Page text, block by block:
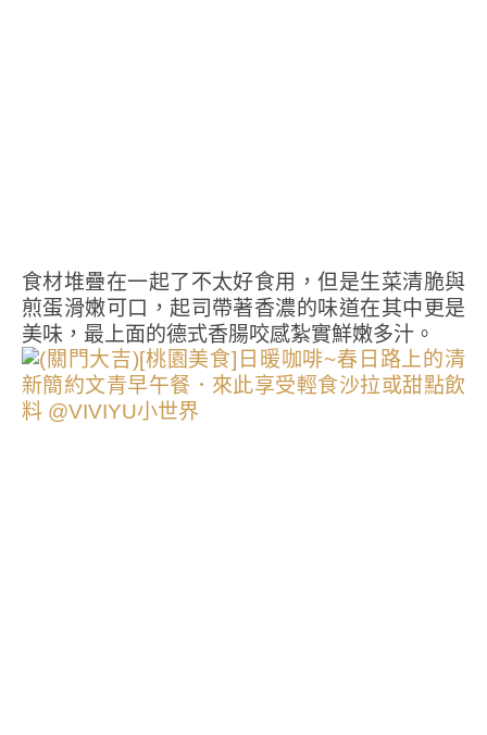
食材堆疊在一起了不太好食用，但是生菜清脆與
煎蛋滑嫩可口，起司帶著香濃的味道在其中更是
美味，最上面的德式香腸咬感紮實鮮嫩多汁。